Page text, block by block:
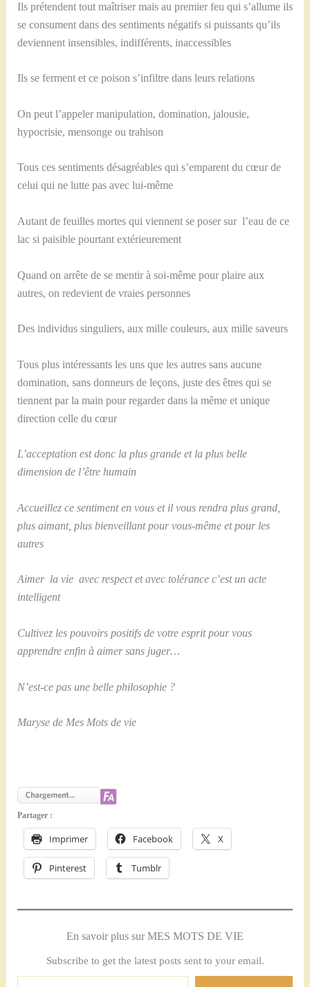
Ils prétendent tout maîtriser mais au premier feu qui s’allume ils
se consument dans des sentiments négatifs si puissants qu’ils
deviennent insensibles, indifférents, inaccessibles
Ils se ferment et ce poison s’infiltre dans leurs relations
On peut l’appeler manipulation, domination, jalousie,
hypocrisie, mensonge ou trahison
Tous ces sentiments désagréables qui s’emparent du cœur de
celui qui ne lutte pas avec lui-même
Autant de feuilles mortes qui viennent se poser sur l’eau de ce
lac si paisible pourtant extérieurement
Quand on arrête de se mentir à soi-même pour plaire aux
autres, on redevient de vraies personnes
Des individus singuliers, aux mille couleurs, aux mille saveurs
Tous plus intéressants les uns que les autres sans aucune
domination, sans donneurs de leçons, juste des êtres qui se
tiennent par la main pour regarder dans la même et unique
direction celle du cœur
L’acceptation est donc la plus grande et la plus belle
dimension de l’être humain
Accueillez ce sentiment en vous et il vous rendra plus grand,
plus aimant, plus bienveillant pour vous-même et pour les
autres
Aimer la vie avec respect et avec tolérance c’est un acte
intelligent
Cultivez les pouvoirs positifs de votre esprit pour vous
apprendre enfin à aimer sans juger…
N’est-ce pas une belle philosophie ?
Maryse de Mes Mots de vie
Partager :
Imprimer Facebook X
Pinterest Tumblr
En savoir plus sur MES MOTS DE VIE
Subscribe to get the latest posts sent to your email.